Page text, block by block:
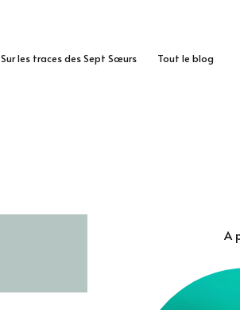
Sur les traces des Sept Sœurs Tout le blog
A